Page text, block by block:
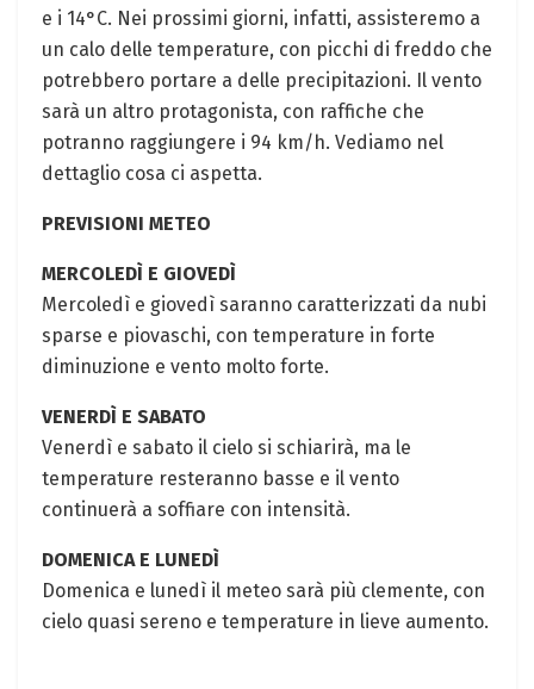
e i 14°C. Nei prossimi giorni, infatti, assisteremo a
un calo delle temperature, con picchi di freddo che
potrebbero portare a delle precipitazioni. Il vento
sarà un altro protagonista, con raffiche che
potranno raggiungere i 94 km/h. Vediamo nel
dettaglio cosa ci aspetta.
PREVISIONI METEO
MERCOLEDÌ E GIOVEDÌ
Mercoledì e giovedì saranno caratterizzati da nubi
sparse e piovaschi, con temperature in forte
diminuzione e vento molto forte.
VENERDÌ E SABATO
Venerdì e sabato il cielo si schiarirà, ma le
temperature resteranno basse e il vento
continuerà a soffiare con intensità.
DOMENICA E LUNEDÌ
Domenica e lunedì il meteo sarà più clemente, con
cielo quasi sereno e temperature in lieve aumento.